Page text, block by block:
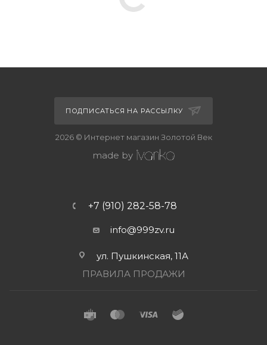
ПОДПИСАТЬСЯ НА РАССЫЛКУ
2026 © Интернет магазин Золотой Век
made by
+7 (910) 282-58-78
info@999zv.ru
ул. Пушкинская, 11А
ПРАВИЛА ПРОДАЖИ